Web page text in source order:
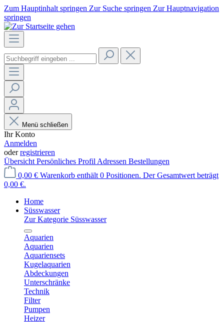
Zum Hauptinhalt springen Zur Suche springen Zur Hauptnavigation
springen
Menü schließen
Ihr Konto
Anmelden
oderregistrieren
Übersicht Persönliches Profil Adressen Bestellungen
0,00 € Warenkorb enthält 0 Positionen. Der Gesamtwert beträgt
0,00 €.
Home
Süsswasser
Zur Kategorie Süsswasser
Aquarien
Aquarien
Aquariensets
Kugelaquarien
Abdeckungen
Unterschränke
Technik
Filter
Pumpen
Heizer